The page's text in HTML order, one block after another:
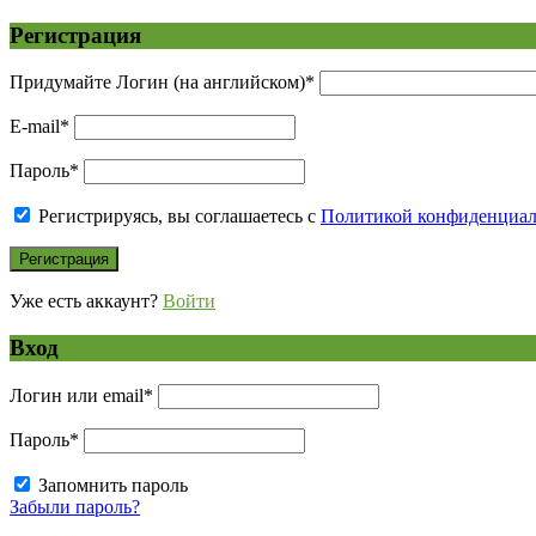
Регистрация
Придумайте Логин (на английском)*
E-mail*
Пароль*
Регистрируясь, вы соглашаетесь с Политикой
Уже есть аккаунт? Войти
Вход
Логин или email*
Пароль*
Запомнить пароль
Забыли пароль?